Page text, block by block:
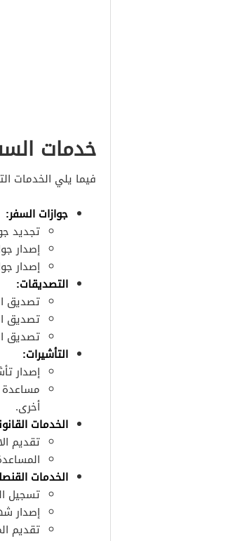
خدمات
فيما يلي الخدمات
جوازات السفر:
تجديد
إصدار
إصدار
التصديقات:
تصديق
تصديق
تصديق
التأشيرات:
إصدار
أخرى.
الخدمات
تقديم
الخدمات
تسجيل
إصدار
تقديم